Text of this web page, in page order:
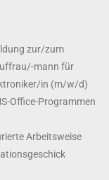
zur/zum
mann für
in (m/w/d)
Office-Programmen
Arbeitsweise